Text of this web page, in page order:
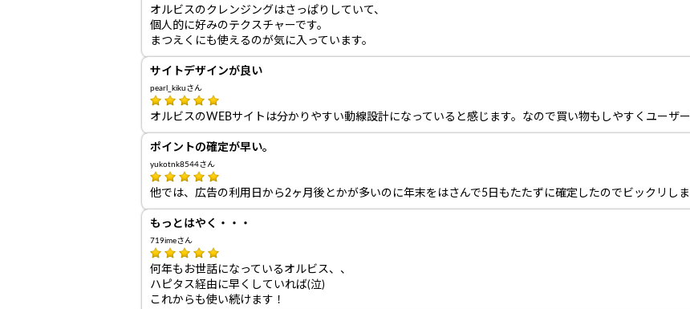
オルビスのクレンジングはさっぱりしていて、
個人的に好みのテクスチャーです。
まつえくにも使えるのが気に入っています。
サイトデザインが良い
pearl_kikuさん
オルビスのWEBサイトは分かりやすい動線設計になっていると感じます。なので買い物もしやすくユーザ
ポイントの確定が早い。
yukotnk8544さん
他では、広告の利用日から2ヶ月後とかが多いのに年末をはさんで5日もたたずに確定したのでビックリしま
もっとはやく・・・
719imeさん
何年もお世話になっているオルビス、、
ハピタス経由に早くしていれば(泣)
これからも使い続けます！